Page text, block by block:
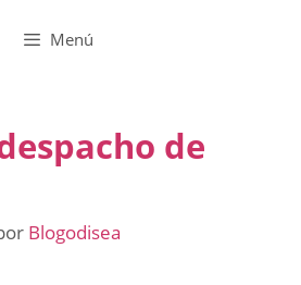
Menú
de
Blogodisea